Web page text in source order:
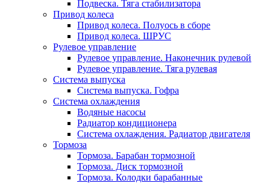
Подвеска. Тяга стабилизатора
Привод колеса
Привод колеса. Полуось в сборе
Привод колеса. ШРУС
Рулевое управление
Рулевое управление. Наконечник рулевой
Рулевое управление. Тяга рулевая
Система выпуска
Система выпуска. Гофра
Система охлаждения
Водяные насосы
Радиатор кондиционера
Система охлаждения. Радиатор двигателя
Тормоза
Тормоза. Барабан тормозной
Тормоза. Диск тормозной
Тормоза. Колодки барабанные